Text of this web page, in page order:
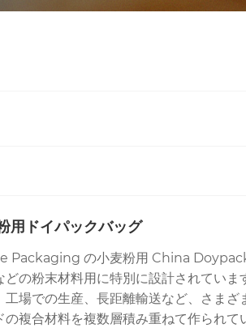
用ドイパックバッグ
Packaging の小麦粉用 China
どの粉末材料用に特別に設計されてい
工場での生産、長距離輸送など、さま
の複合材料を複数層積み重ねて作られ